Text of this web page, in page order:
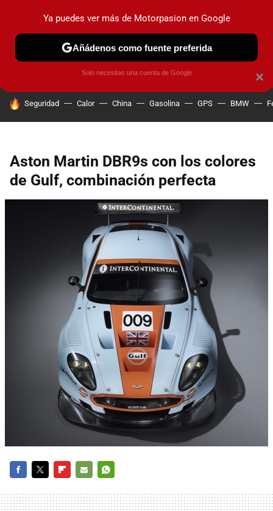
PRUEBAS COCHES ELÉCTRICOS OBSERVATORIO
HOY SE HABLA DE
Seguridad Calor China Gasolina GPS BMW
Aston Martin DBR9s con los colores
de Gulf, combinación perfecta
MAIL
×
Ya puedes ver más de Motorpasion en Google
Añádenos como fuente preferida
Solo necesitas una cuenta de Google